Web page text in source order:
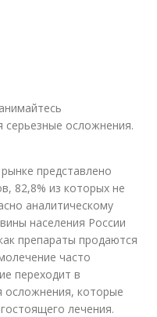
серьезные осложнения.
представлено
82,8% из которых не
аналитическому
населения России
препараты продаются
часто
переходит в
осложнения, которые
лечения.